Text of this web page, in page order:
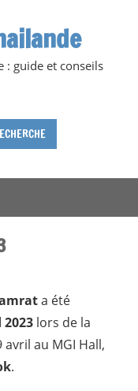
: guide et conseils
a été
lors de la
au MGI Hall,
.